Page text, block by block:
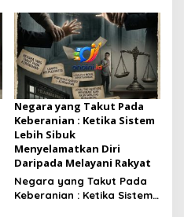
Perkuat Soliditas TNI-Polri
Negara yang Takut Pada
Keberanian : Ketika Sistem
Lebih Sibuk
Menyelamatkan Diri
Daripada Melayani Rakyat
Negara yang Takut Pada
Keberanian : Ketika Sistem